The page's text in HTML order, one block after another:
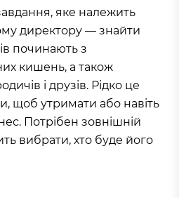
яке належить
директору — знайти
починають з
кишень, а також
і друзів. Рідко це
щоб утримати або навіть
Потрібен зовнішній
вибрати, хто буде його